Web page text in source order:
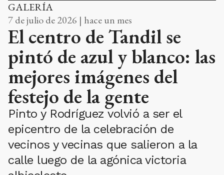
GALERÍA
7 de julio de 2026 | hace un mes
El centro de Tandil se
pintó de azul y blanco: las
mejores imágenes del
festejo de la gente
Pinto y Rodríguez volvió a ser el
epicentro de la celebración de
vecinos y vecinas que salieron a la
calle luego de la agónica victoria